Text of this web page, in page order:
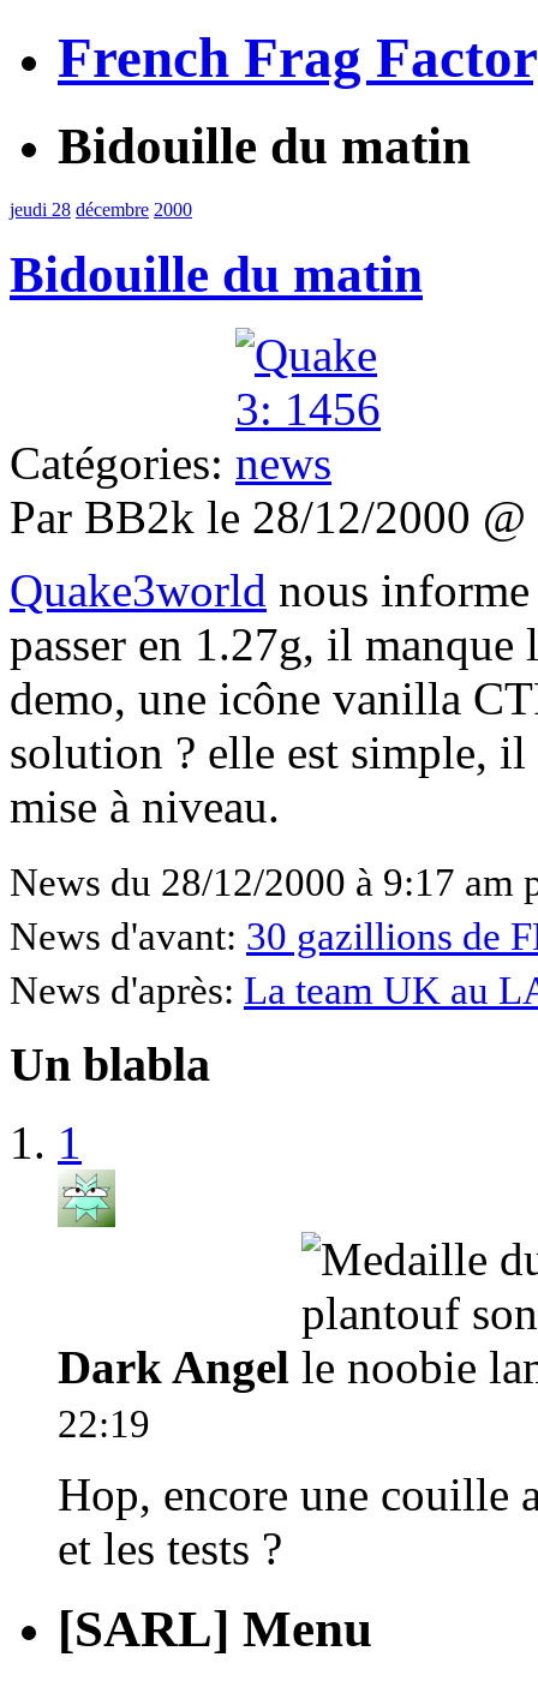
French Frag
Bidouille du matin
jeudi 28 décembre 2000
Bidouille du matin
Catégories:
Par BB2k le 28/12/2000
Quake3world nous
passer en 1.27g, il
demo, une icône vanilla
solution ? elle est simple,
mise à niveau.
News du 28/12/2000 à 9:17 am
News d'avant: 30 gazillions de
News d'après: La team UK au
Un blabla
1
Dark Angel
22:19
Hop, encore une couille
et les tests ?
[SARL] Menu